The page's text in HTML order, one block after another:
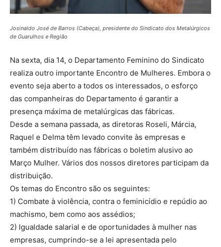
Josinaldo José de Barros (Cabeça), presidente do Sindicato dos Metalúrgicos
de Guarulhos e Região
Na sexta, dia 14, o Departamento Feminino do Sindicato
realiza outro importante Encontro de Mulheres. Embora o
evento seja aberto a todos os interessados, o esforço
das companheiras do Departamento é garantir a
presença máxima de metalúrgicas das fábricas.
Desde a semana passada, as diretoras Roseli, Márcia,
Raquel e Delma têm levado convite às empresas e
também distribuído nas fábricas o boletim alusivo ao
Março Mulher. Vários dos nossos diretores participam da
distribuição.
Os temas do Encontro são os seguintes:
1) Combate à violência, contra o feminicídio e repúdio ao
machismo, bem como aos assédios;
2) Igualdade salarial e de oportunidades à mulher nas
empresas, cumprindo-se a lei apresentada pelo